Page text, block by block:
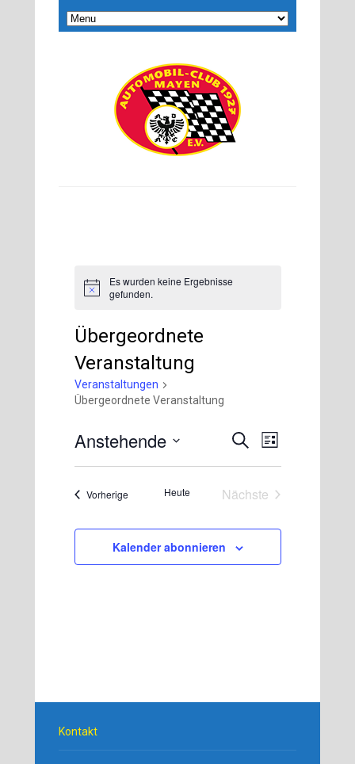
Hinweis
Es wurden keine Ergebnisse
gefunden.
Übergeordnete
Veranstaltung
Veranstaltungen
Übergeordnete Veranstaltung
Veranstaltungen
Ansichten,
Suche Veranstaltung
Liste
Anstehende
VorherigeVeranstaltungen
Heute
Nächste
Kalender abonnieren
Kontakt